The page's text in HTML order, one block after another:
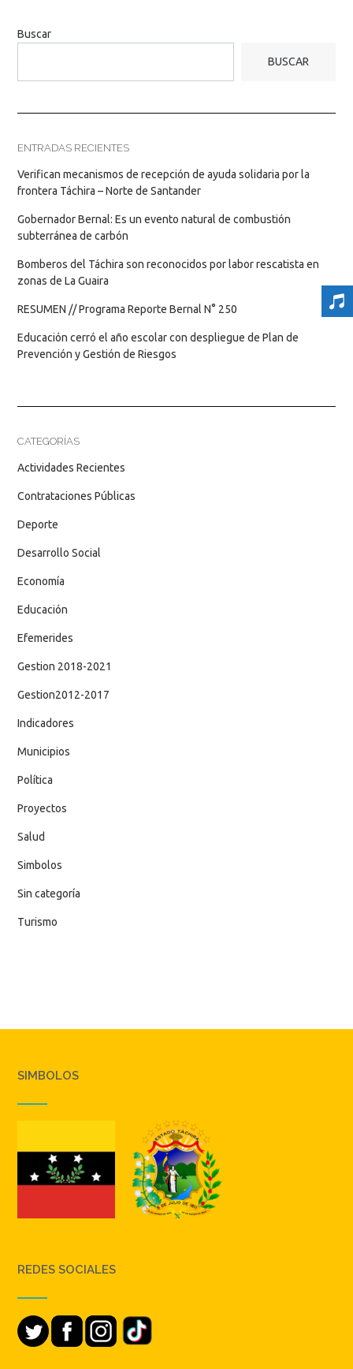
Buscar
BUSCAR
ENTRADAS RECIENTES
Verifican mecanismos de recepción de ayuda solidaria por la
frontera Táchira – Norte de Santander
Gobernador Bernal: Es un evento natural de combustión
subterránea de carbón
Bomberos del Táchira son reconocidos por labor rescatista en
zonas de La Guaira
RESUMEN // Programa Reporte Bernal N° 250
Educación cerró el año escolar con despliegue de Plan de
Prevención y Gestión de Riesgos
CATEGORÍAS
Actividades Recientes
Contrataciones Públicas
Deporte
Desarrollo Social
Economía
Educación
Efemerides
Gestion 2018-2021
Gestion2012-2017
Indicadores
Municipios
Política
Proyectos
Salud
Simbolos
Sin categoría
Turismo
SIMBOLOS
REDES SOCIALES